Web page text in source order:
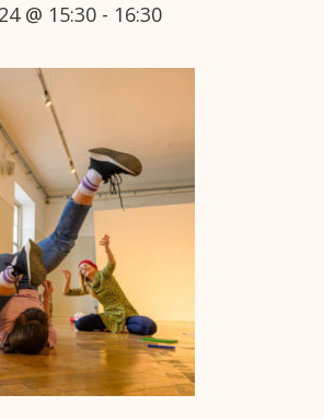
@ 15:30 - 16:30